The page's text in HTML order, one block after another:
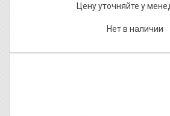
Цену уточняйте у
Нет в наличии